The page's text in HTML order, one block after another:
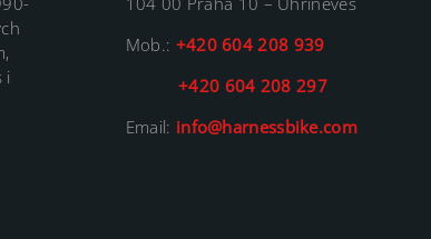
i
Mob.: +420 604 208 939
+420 604 208 297
Email: info@harnessbike.com